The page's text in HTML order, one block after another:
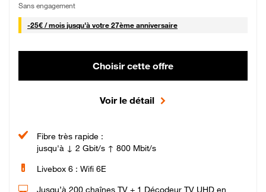
Sans engagement
-25€ / mois25 € par mois
jusqu'à votre 27ème anniversaire
Choisir cette offre
Voir le détail
Fibre très rapide :
jusqu'à ↓ 2 Gbit/s ↑ 800 Mbit/s
Livebox 6 : Wifi 6E
Jusqu’à 200 chaînes TV + 1 Décodeur TV UHD en